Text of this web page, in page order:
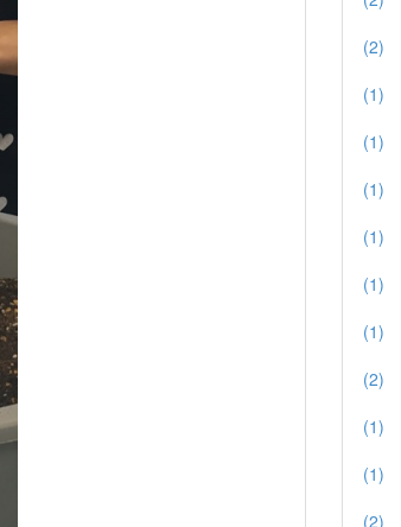
(2)
(1)
(1)
(1)
(1)
(1)
(1)
(2)
(1)
(1)
(2)